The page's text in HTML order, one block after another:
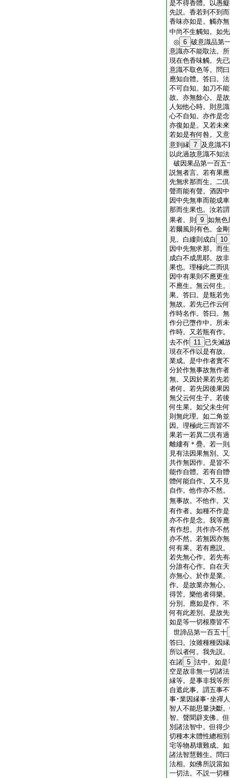
是不得香體。以愚
先説。香若到不到
香味亦如是。觸亦
中尚不生觸知。如
◎ 6 破意識品第
意識亦不能取法。
現在色香味觸。先
意識不取色等。問
應知自體。答曰。
不可自知。如刀不
故。亦無餘心。是
人知他心時。則意
心不自知。亦作是
亦復如是。又若未
若如是有何咎。又
意到縁 7 及意識不
以此過故意識不知法
破因果品第一百五
説無者言。若有果
先無求那而生。二
聲而能有聲。酒因
因中先無車而能成
那而生果也。汝若
果者。則
9 如無色
若爾風則有色。金
見。白縷則成白
10
因中先無求那。而
成白不成黒耶。故
果也。理極此二而
因中有果則不應更
不應生。無云何生
果。答曰。是瓶若
無故。若先已作云
作時名作。答曰。
作分已墮作中。所
作時。又若瓶有作
去不作 11 已失滅
現在不作以是有故
業成。是中作者實
分於作無事故無作
無。又因於果若先
者何。若先因後果
無父云何生子。若
何生果。如父未生
則無此理。如二角
因。理極此三而皆
果若一若異二倶有
離縷有＊疊。若一
見有法因果無別。
共作無因作。是皆
能作自體。若有自
體何能自作。又不
自作。他作亦不然
無事故。不他作。
有作者。如種不作
亦不作是念。我等
有作想。共作亦不
亦不然。若無因亦
何有果。若有應説
若先無心作。若先
分誰有心作。自在
亦無心。於作是業
作。是故業亦無心
得苦。樂他者得樂
分別。應如是作。
何有此差別。是故
如是等一切根塵皆
世諦品第一百五十
答曰。汝雖種種因
所以者何。我先説
在諸 5 法中。如是
空是故非無一切諸
縁等。是事非我等
自遮此事。謂五事
事･業因縁事･坐禪
智人不能思量決斷
智。聲聞辟支佛。
別諸法智中。但得
切種本末體性總相
宅等物易壞難成。
諸法智慧難生。問
法相。如佛所説當
一切法。不説一切